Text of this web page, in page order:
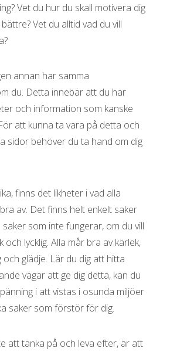
Vet du hur du skall motivera dig
Vet du alltid vad du vill
annan har samma
du. Detta innebär att du har
och information som kanske
att kunna ta vara på detta och
sidor behöver du ta hand om dig
finns det likheter i vad alla
av. Det finns helt enkelt saker
som inte fungerar, om du vill
och lycklig. Alla mår bra av kärlek,
och glädje. Lär du dig att hitta
vägar att ge dig detta, kan du
i att vistas i osunda miljöer
saker som förstör för dig.
att tänka på och leva efter, är att